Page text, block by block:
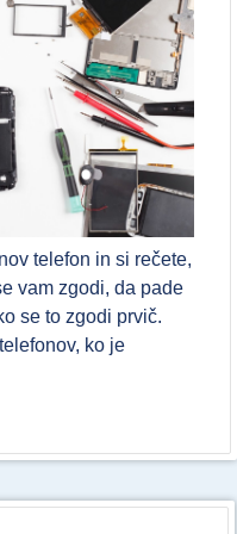
telefon in si rečete,
vam zgodi, da pade
se to zgodi prvič.
ko je